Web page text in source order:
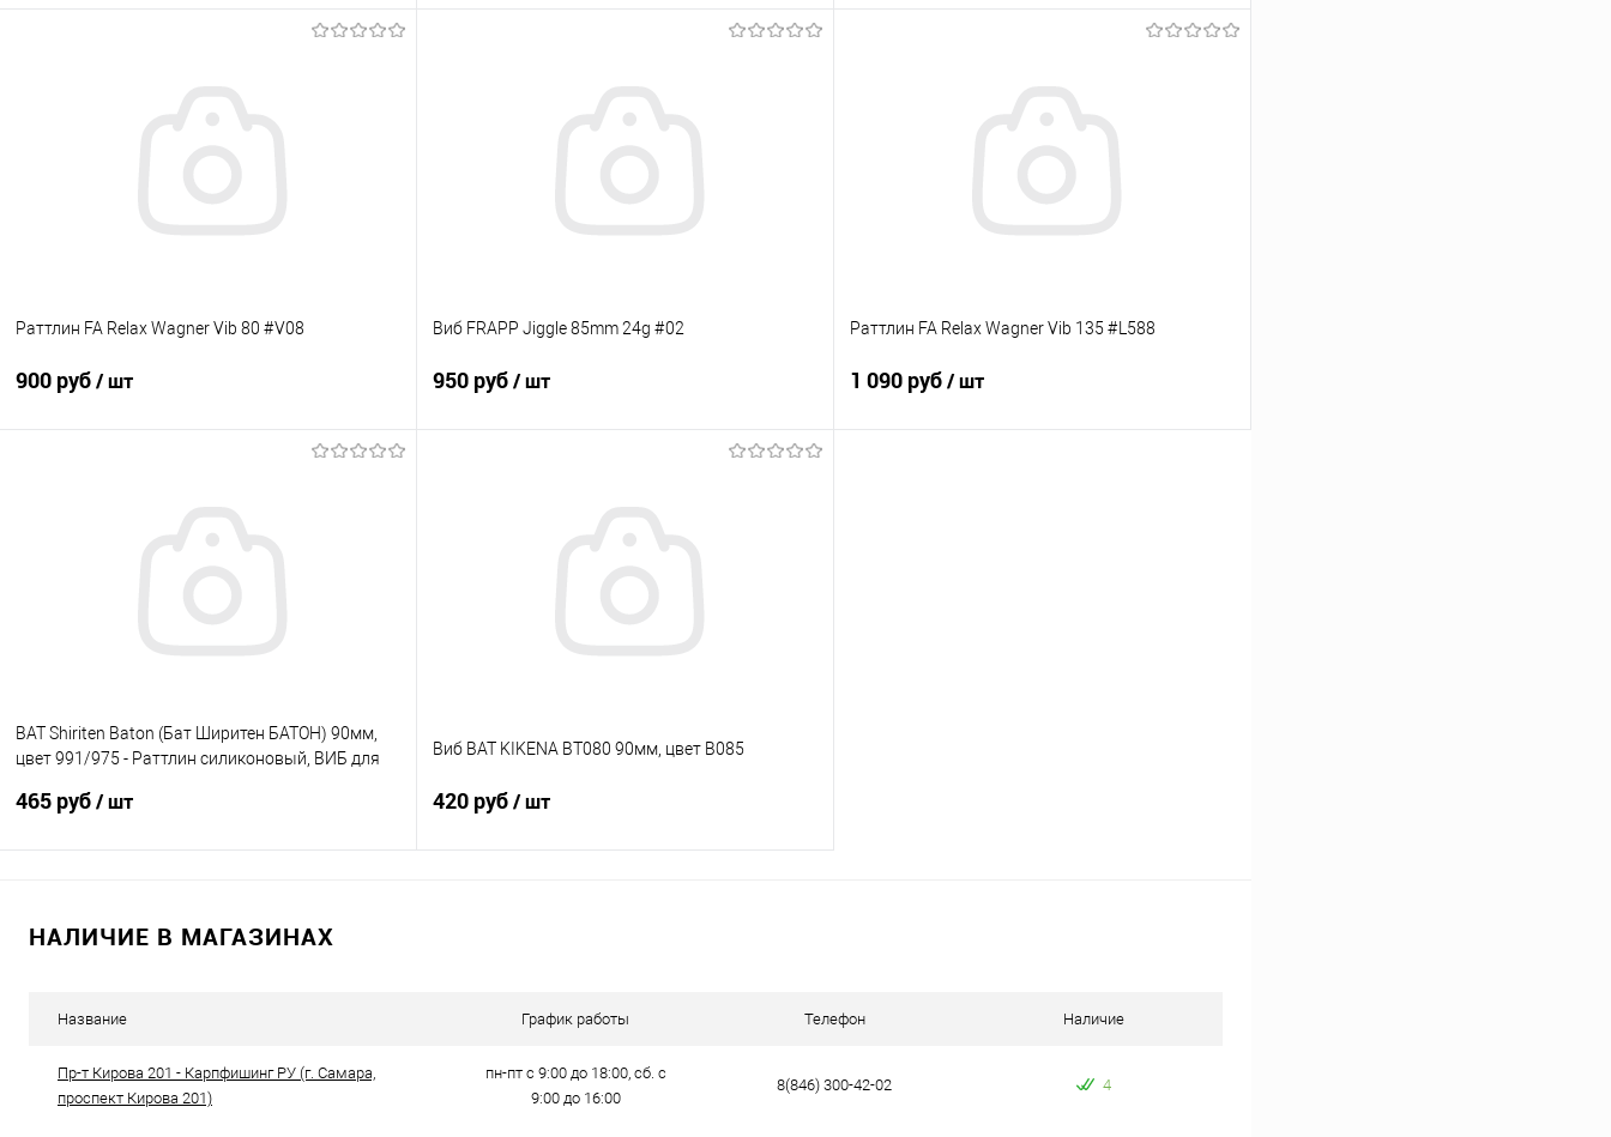
Раттлин FA Relax Wagner Vib 80 #V08
900 руб/ шт
Виб FRAPP Jiggle 85mm 24g #02
950 руб/ шт
Раттлин FA Relax Wagner Vib 135 #L588
1 090 руб/ шт
BAT Shiriten Baton (Бат Ширитен БАТОН) 90мм,
цвет 991/975 - Раттлин силиконовый, ВИБ для
465 руб/ шт
Виб BAT KIKENA BT080 90мм, цвет B085
420 руб/ шт
НАЛИЧИЕ В МАГАЗИНАХ
Название График работы Телефон Наличие
Пр-т Кирова 201 - Карпфишинг РУ (г. Самара,
проспект Кирова 201)
пн-пт с 9:00 до 18:00, сб. с
9:00 до 16:00
8(846) 300-42-02 4